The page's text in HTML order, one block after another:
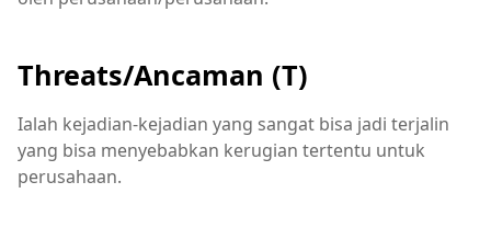
Threats/Ancaman (T)
Ialah kejadian-kejadian yang sangat bisa jadi terjalin
yang bisa menyebabkan kerugian tertentu untuk
perusahaan.